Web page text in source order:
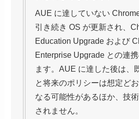
AUE に達していない
引き続き OS が更新され、
Education Upgrade および
Enterprise Upgrade との連
ます。AUE に達した後は、
と将来のポリシーは想定ど
なる可能性があるほか、技
されません。